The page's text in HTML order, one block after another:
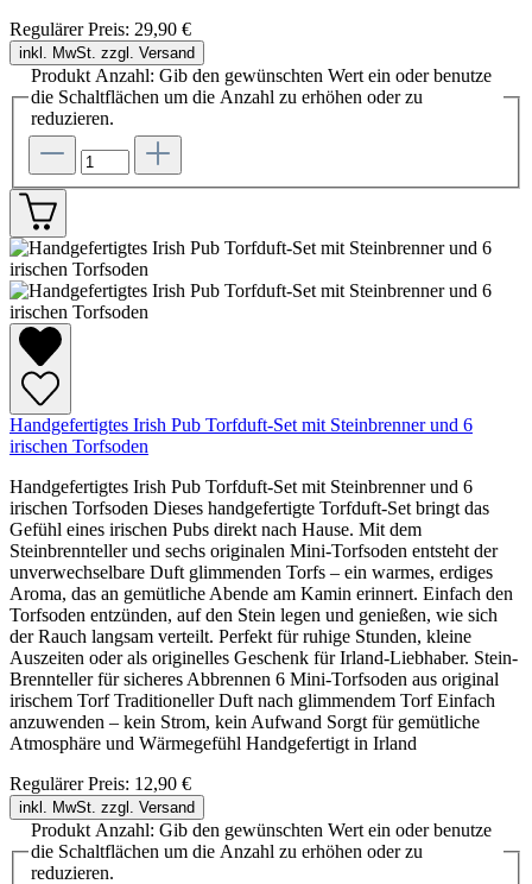
Regulärer Preis: 29,90 €
inkl. MwSt. zzgl. Versand
Produkt Anzahl: Gib den gewünschten Wert ein oder benutze
die Schaltflächen um die Anzahl zu erhöhen oder zu
reduzieren.
Handgefertigtes Irish Pub Torfduft-Set mit Steinbrenner und 6
irischen Torfsoden
Handgefertigtes Irish Pub Torfduft-Set mit Steinbrenner und 6
irischen Torfsoden Dieses handgefertigte Torfduft-Set bringt das
Gefühl eines irischen Pubs direkt nach Hause. Mit dem
Steinbrennteller und sechs originalen Mini-Torfsoden entsteht der
unverwechselbare Duft glimmenden Torfs – ein warmes, erdiges
Aroma, das an gemütliche Abende am Kamin erinnert. Einfach den
Torfsoden entzünden, auf den Stein legen und genießen, wie sich
der Rauch langsam verteilt. Perfekt für ruhige Stunden, kleine
Auszeiten oder als originelles Geschenk für Irland-Liebhaber. Stein-
Brennteller für sicheres Abbrennen 6 Mini-Torfsoden aus original
irischem Torf Traditioneller Duft nach glimmendem Torf Einfach
anzuwenden – kein Strom, kein Aufwand Sorgt für gemütliche
Atmosphäre und Wärmegefühl Handgefertigt in Irland
Regulärer Preis: 12,90 €
inkl. MwSt. zzgl. Versand
Produkt Anzahl: Gib den gewünschten Wert ein oder benutze
die Schaltflächen um die Anzahl zu erhöhen oder zu
reduzieren.